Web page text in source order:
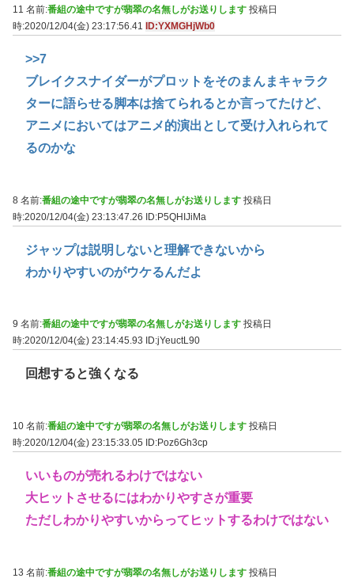
11 名前:番組の途中ですが翡翠の名無しがお送りします 投稿日
時:2020/12/04(金) 23:17:56.41
ID:YXMGHjWb0
>>7
ブレイクスナイダーがプロットをそのまんまキャラク
ターに語らせる脚本は捨てられるとか言ってたけど、
アニメにおいてはアニメ的演出として受け入れられて
るのかな
8 名前:番組の途中ですが翡翠の名無しがお送りします 投稿日
時:2020/12/04(金) 23:13:47.26 ID:P5QHIJiMa
ジャップは説明しないと理解できないから
わかりやすいのがウケるんだよ
9 名前:番組の途中ですが翡翠の名無しがお送りします 投稿日
時:2020/12/04(金) 23:14:45.93
ID:jYeuctL90
回想すると強くなる
10 名前:番組の途中ですが翡翠の名無しがお送りします 投稿日
時:2020/12/04(金) 23:15:33.05
ID:Poz6Gh3cp
いいものが売れるわけではない
大ヒットさせるにはわかりやすさが重要
ただしわかりやすいからってヒットするわけではない
13 名前:番組の途中ですが翡翠の名無しがお送りします 投稿日